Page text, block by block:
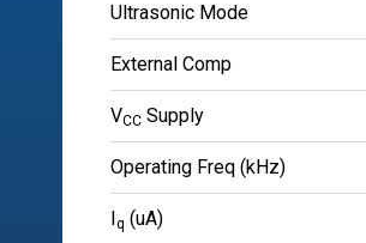
Ultrasonic Mode
External Comp
VCC Supply
Operating Freq (kHz)
q (uA)